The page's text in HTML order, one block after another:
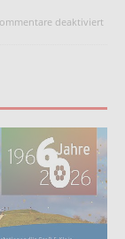
deaktiviert